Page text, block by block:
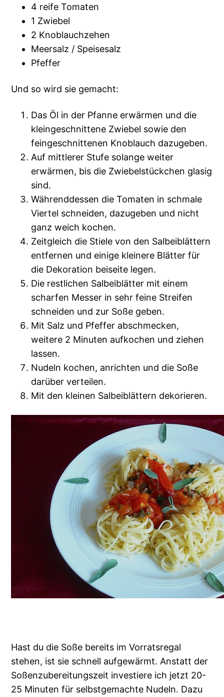
4 reife Tomaten
1 Zwiebel
2 Knoblauchzehen
Meersalz / Speisesalz
Pfeffer
Und so wird sie gemacht:
Das Öl in der Pfanne erwärmen und die
kleingeschnittene Zwiebel sowie den
feingeschnittenen Knoblauch dazugeben.
Auf mittlerer Stufe solange weiter
erwärmen, bis die Zwiebelstückchen glasig
sind.
Währenddessen die Tomaten in schmale
Viertel schneiden, dazugeben und nicht
ganz weich kochen.
Zeitgleich die Stiele von den Salbeiblättern
entfernen und einige kleinere Blätter für
die Dekoration beiseite legen.
Die restlichen Salbeiblätter mit einem
scharfen Messer in sehr feine Streifen
schneiden und zur Soße geben.
Mit Salz und Pfeffer abschmecken,
weitere 2 Minuten aufkochen und ziehen
lassen.
Nudeln kochen, anrichten und die Soße
darüber verteilen.
Mit den kleinen Salbeiblättern dekorieren.
Hast du die Soße bereits im Vorratsregal
stehen, ist sie schnell aufgewärmt. Anstatt der
Soßenzubereitungszeit investiere ich jetzt 20-
25 Minuten für selbstgemachte Nudeln. Dazu